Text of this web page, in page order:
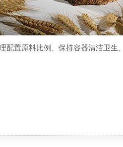
置原料比例、保持容器清洁卫